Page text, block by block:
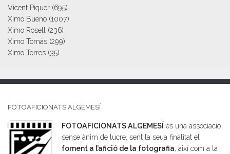
Vicent Piquer (695)
Ximo Bueno (1007)
Ximo Rosell (236)
Ximo Tomás (299)
Ximo Torres (35)
FOTOAFICIONATS ALGEMESÍ
FOTOAFICIONATS ALGEMESÍ és una associació
sense ànim de lucre, sent la seua finalitat el
foment a l’afició de la fotografia, així com a la